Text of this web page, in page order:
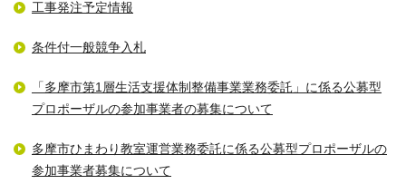
工事発注予定情報
条件付一般競争入札
「多摩市第1層生活支援体制整備事業業務委託」に係る公募型
プロポーザルの参加事業者の募集について
多摩市ひまわり教室運営業務委託に係る公募型プロポーザルの
参加事業者募集について